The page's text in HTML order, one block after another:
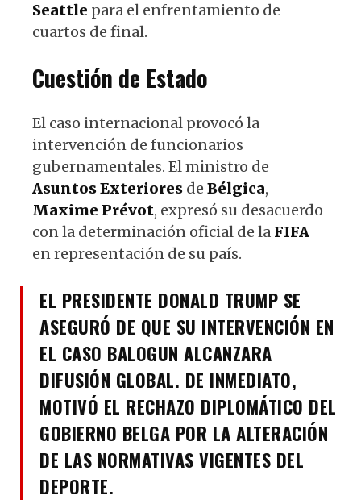
Seattle para el enfrentamiento de
cuartos de final.
Cuestión de Estado
El caso internacional provocó la
intervención de funcionarios
gubernamentales. El ministro de
AsuntosExteriores de Bélgica,
Maxime Prévot, expresó su desacuerdo
con la determinación oficial de la FIFA
en representación de su país.
EL PRESIDENTE DONALD TRUMP SE
ASEGURÓ DE QUE SU INTERVENCIÓN EN
EL CASO BALOGUN ALCANZARA
DIFUSIÓN GLOBAL. DE INMEDIATO,
MOTIVÓ EL RECHAZO DIPLOMÁTICO DEL
GOBIERNO BELGA POR LA ALTERACIÓN
DE LAS NORMATIVAS VIGENTES DEL
DEPORTE.